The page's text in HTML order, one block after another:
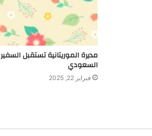
مديرة الموريتانية تستقبل السفير
السعودي
فبراير 22, 2025